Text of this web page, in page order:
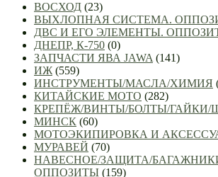
ВОСХОД (23)
ВЫХЛОПНАЯ СИСТЕМА.
ДВС И ЕГО ЭЛЕМЕНТЫ.
ДНЕПР, К-750 (0)
ЗАПЧАСТИ ЯВА JAWA (141)
ИЖ (559)
ИНСТРУМЕНТЫ/МАСЛА/ХИМИЯ
КИТАЙСКИЕ МОТО (282)
КРЕПЁЖ/ВИНТЫ/БОЛТЫ/ГАЙКИ/
МИНСК (60)
МОТОЭКИПИРОВКА И
МУРАВЕЙ (70)
НАВЕСНОЕ/ЗАЩИТА/
ОППОЗИТЫ (159)